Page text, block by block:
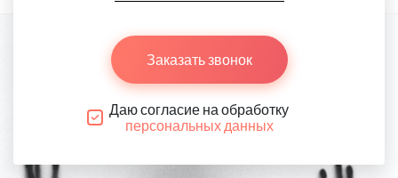
Заказать звонок
Даю согласие на обработку
персональных данных